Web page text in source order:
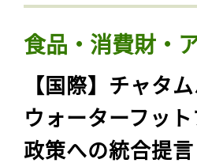
食品・消費財・
【国際】チャタ
ウォーターフッ
政策への統合提言